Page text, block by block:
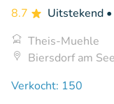
8.7 Uitstekend
Theis-Muehle
Biersdorf am
Verkocht: 150